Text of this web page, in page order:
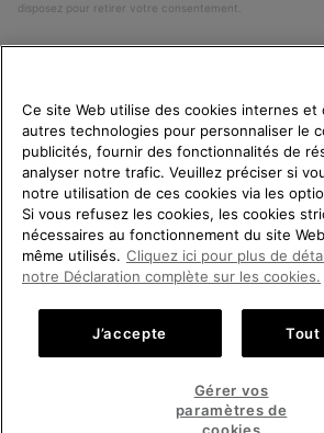
disposez pour retirer votre consentement.
France
©2026 SOREL. Tous droits réservés.
Conditions Générales de Vente Garanties
Impressum Public CBCR
Service client: Lun - Sam de 9h à 13h et de 14h à 18h
BIENVENUE CHEZ
VEUILLEZ
VOTRE PAYS DE
Achats en ligne
Ce site Web utilise des cookies internes et
autres technologies pour personnaliser le
publicités, fournir des fonctionnalités de
analyser notre trafic. Veuillez préciser si
notre utilisation de ces cookies via les
Si vous refusez les cookies, les cookies
nécessaires au fonctionnement du site
même utilisés. Cliquez ici pour plus de
notre Déclaration complète sur les cookies.
J’accepte Tout
Gérer vos
paramètres de